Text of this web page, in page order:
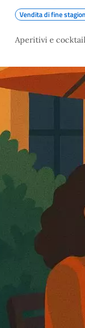
Vendita di fine
Aperitivi e cocktail